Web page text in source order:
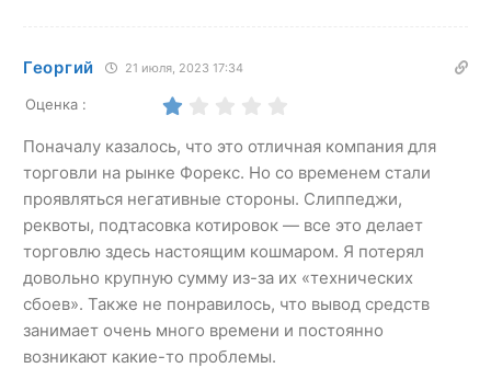
Георгий 21 июля, 2023 17:34
Оценка :
Поначалу казалось, что это отличная компания для
торговли на рынке Форекс. Но со временем стали
проявляться негативные стороны. Слиппеджи,
реквоты, подтасовка котировок — все это делает
торговлю здесь настоящим кошмаром. Я потерял
довольно крупную сумму из-за их «технических
сбоев». Также не понравилось, что вывод средств
занимает очень много времени и постоянно
возникают какие-то проблемы.